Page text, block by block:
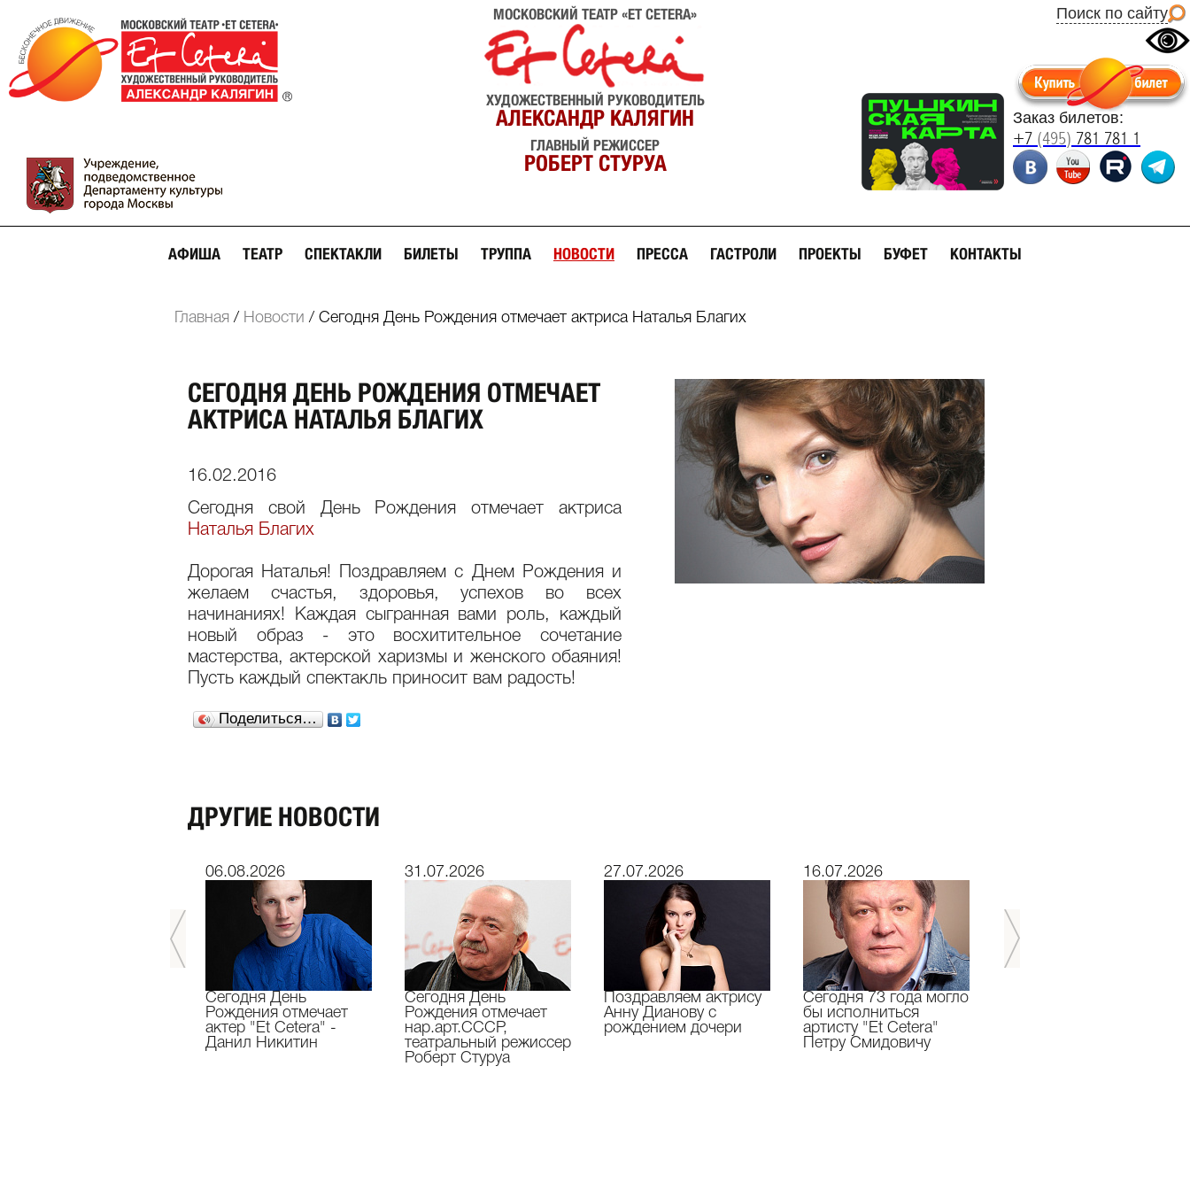
Поиск по сайту
Заказ билетов:
+7 (495) 781 781 1
МОСКОВСКИЙ ТЕАТР «ET CETERA»
ХУДОЖЕСТВЕННЫЙ РУКОВОДИТЕЛЬ
АЛЕКСАНДР КАЛЯГИН
ГЛАВНЫЙ РЕЖИССЕР
РОБЕРТ СТУРУА
АФИША ТЕАТР СПЕКТАКЛИ БИЛЕТЫ ТРУППА НОВОСТИ ПРЕССА ГАСТРОЛИ ПРОЕКТЫ БУФЕТ КОНТАКТЫ
Главная / Новости / Сегодня День Рождения отмечает актриса Наталья Благих
СЕГОДНЯ ДЕНЬ РОЖДЕНИЯ ОТМЕЧАЕТ
АКТРИСА НАТАЛЬЯ БЛАГИХ
16.02.2016
Сегодня свой День Рождения отмечает актриса
Наталья Благих
Дорогая Наталья! Поздравляем с Днем Рождения и
желаем счастья, здоровья, успехов во всех
начинаниях! Каждая сыгранная вами роль, каждый
новый образ - это восхитительное сочетание
мастерства, актерской харизмы и женского обаяния!
Пусть каждый спектакль приносит вам радость!
Поделиться…
ДРУГИЕ НОВОСТИ
06.08.2026
Сегодня День
Рождения отмечает
актер "Et Cetera" -
Данил Никитин
31.07.2026
Сегодня День
Рождения отмечает
нар.арт.СССР,
театральный режиссер
Роберт Стуруа
27.07.2026
Поздравляем актрису
Анну Дианову с
рождением дочери
16.07.2026
Сегодня 73 года могло
бы исполниться
артисту "Et Cetera"
Петру Смидовичу